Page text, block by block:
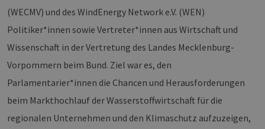
(WECMV) und des WindEnergy Network e.V. (WEN)
Politiker*innen sowie Vertreter*innen aus Wirtschaft und
Wissenschaft in der Vertretung des Landes Mecklenburg-
Vorpommern beim Bund. Ziel war es, den
Parlamentarier*innen die Chancen und Herausforderungen
beim Markthochlauf der Wasserstoffwirtschaft für die
regionalen Unternehmen und den Klimaschutz aufzuzeigen,